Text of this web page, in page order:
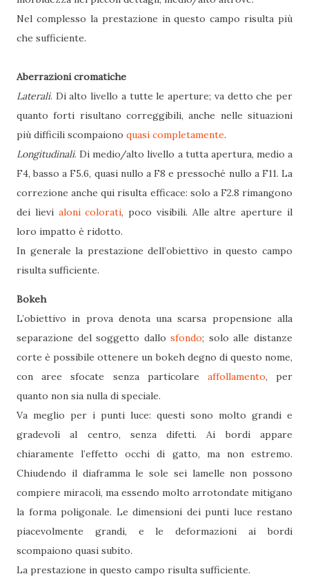
Nel complesso la prestazione in questo campo risulta più
che sufficiente.
Aberrazioni cromatiche
Laterali. Di alto livello a tutte le aperture; va detto che per
quanto forti risultano correggibili, anche nelle situazioni
più difficili scompaiono quasi completamente.
Longitudinali. Di medio/alto livello a tutta apertura, medio a
F4, basso a F5.6, quasi nullo a F8 e pressoché nullo a F11. La
correzione anche qui risulta efficace: solo a F2.8 rimangono
dei lievi aloni colorati, poco visibili. Alle altre aperture il
loro impatto è ridotto.
In generale la prestazione dell’obiettivo in questo campo
risulta sufficiente.
Bokeh
L’obiettivo in prova denota una scarsa propensione alla
separazione del soggetto dallosfondo; solo alle distanze
corte è possibile ottenere un bokeh degno di questo nome,
con aree sfocate senza particolare affollamento, per
quanto non sia nulla di speciale.
Va meglio per i punti luce: questi sono molto grandi e
gradevoli al centro, senza difetti. Ai bordi appare
chiaramente l’effetto occhi di gatto, ma non estremo.
Chiudendo il diaframma le sole sei lamelle non possono
compiere miracoli, ma essendo molto arrotondate mitigano
la forma poligonale. Le dimensioni dei punti luce restano
piacevolmente grandi, e le deformazioni ai bordi
scompaiono quasi subito.
La prestazione in questo campo risulta sufficiente.